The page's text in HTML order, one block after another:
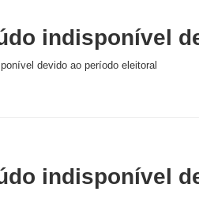
indisponível
devido ao período eleitoral
indisponível